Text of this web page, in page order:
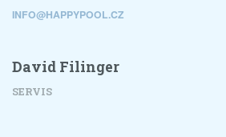
INFO@HAPPYPOOL.CZ
David Filinger
SERVIS